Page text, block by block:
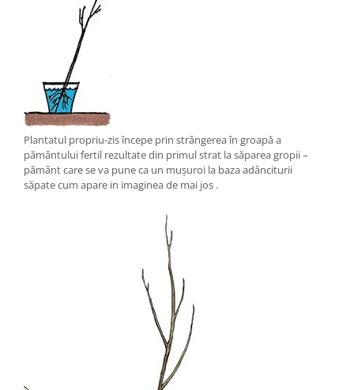
Plantatul propriu-zis începe prin strângerea în groapă a
pământului fertil rezultate din primul strat la săparea gropii –
pământ care se va pune ca un mușuroi la baza adânciturii
săpate cum apare in imaginea de mai jos .